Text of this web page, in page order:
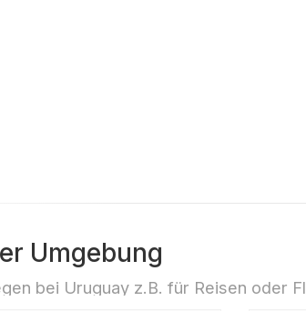
Umgebung
bei Uruguay z.B. für Reisen oder